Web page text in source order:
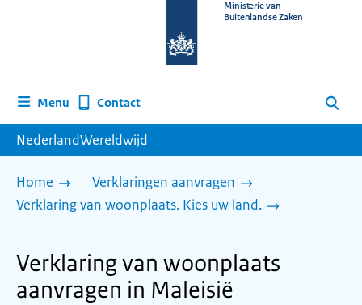
homepage
Ministerie van
Buitenlandse Zaken
Menu Contact Zoeken
NederlandWereldwijd
Home
Verklaringen aanvragen
Verklaring van woonplaats. Kies uw land.
Verklaring van woonplaats
aanvragen in Maleisië